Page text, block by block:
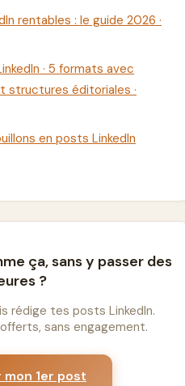
rentables : le guide 2026 ·
· 5 formats avec
structures éditoriales ·
en posts LinkedIn
ça, sans y passer des
?
rédige tes posts LinkedIn.
sans engagement.
1er post